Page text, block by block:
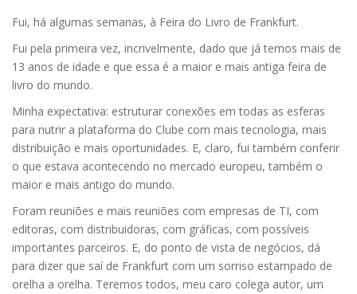
Fui, há algumas semanas, à Feira do Livro de Frankfurt.
Fui pela primeira vez, incrivelmente, dado que já temos mais de
13 anos de idade e que essa é a maior e mais antiga feira de
livro do mundo.
Minha expectativa: estruturar conexões em todas as esferas
para nutrir a plataforma do Clube com mais tecnologia, mais
distribuição e mais oportunidades. E, claro, fui também conferir
o que estava acontecendo no mercado europeu, também o
maior e mais antigo do mundo.
Foram reuniões e mais reuniões com empresas de TI, com
editoras, com distribuidoras, com gráficas, com possíveis
importantes parceiros. E, do ponto de vista de negócios, dá
para dizer que saí de Frankfurt com um sorriso estampado de
orelha a orelha. Teremos todos, meu caro colega autor, um